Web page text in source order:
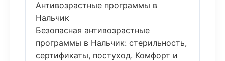
Антивозрастные программы в
Нальчик
Безопасная антивозрастные
программы в Нальчик: стерильность,
сертификаты, постуход. Комфорт и